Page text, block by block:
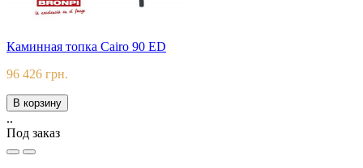
Каминная топка Cairo 90 ED
96 426 грн.
В корзину
..
Под заказ